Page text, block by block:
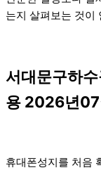
는지 살펴보는 것이
서대문구하
용 2026년
휴대폰성지를 처음